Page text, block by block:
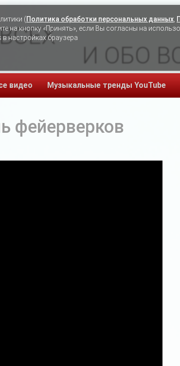
И ОБО
видео Музыкальные тренды YouTube
(Политика обработки персональных данных
на кнопку «Принять», если Вы согласны на
в настройках браузера